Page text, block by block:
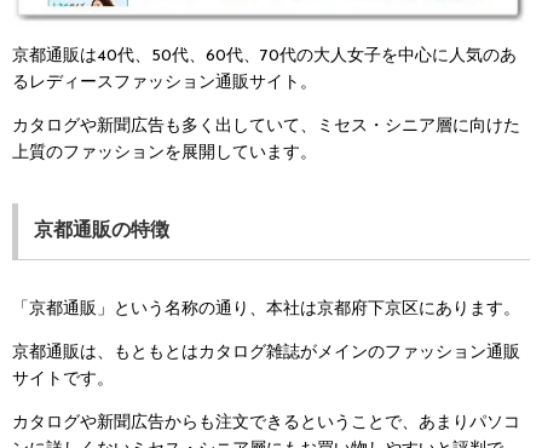
京都通販は40代、50代、60代、70代の大人女子を中心に人気のあ
るレディースファッション通販サイト。
カタログや新聞広告も多く出していて、ミセス・シニア層に向けた
上質のファッションを展開しています。
京都通販の特徴
「京都通販」という名称の通り、本社は京都府下京区にあります。
京都通販は、もともとはカタログ雑誌がメインのファッション通販
サイトです。
カタログや新聞広告からも注文できるということで、あまりパソコ